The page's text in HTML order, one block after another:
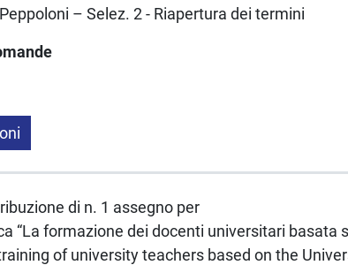
– Selez. 2 - Riapertura dei termini
di n. 1 assegno per
“La formazione dei docenti universitari basata
of university teachers based on the